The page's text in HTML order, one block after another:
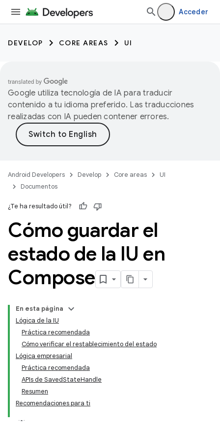
Acceder
DEVELOP CORE AREAS UI
Google utiliza tecnología de IA para traducir
contenido a tu idioma preferido. Las traducciones
realizadas con IA pueden contener errores.
Android Developers Develop Core areas
UI
Documentos
¿Te ha resultado útil?
Cómo guardar el
estado de la IU en
Compose
En esta página
Lógica de la IU
Práctica recomendada
Cómo verificar el restablecimiento del estado
Lógica empresarial
Práctica recomendada
APIs de SavedStateHandle
Resumen
Recomendaciones para ti